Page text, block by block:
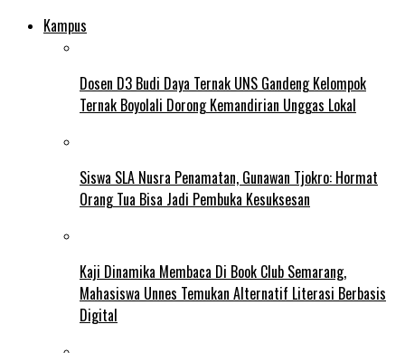
Kampus
Dosen D3 Budi Daya Ternak UNS Gandeng Kelompok
Ternak Boyolali Dorong Kemandirian Unggas Lokal
Siswa SLA Nusra Penamatan, Gunawan Tjokro: Hormat
Orang Tua Bisa Jadi Pembuka Kesuksesan
Kaji Dinamika Membaca Di Book Club Semarang,
Mahasiswa Unnes Temukan Alternatif Literasi Berbasis
Digital